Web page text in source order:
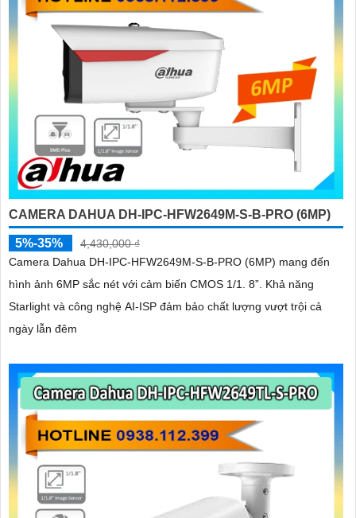
CAMERA DAHUA DH-IPC-HFW2649M-S-B-PRO (6MP)
5%-35%
4,430,000 ₫
Camera Dahua DH-IPC-HFW2649M-S-B-PRO (6MP) mang đến
hình ảnh 6MP sắc nét với cảm biến CMOS 1/1. 8”. Khả năng
Starlight và công nghệ AI-ISP đảm bảo chất lượng vượt trội cả
ngày lẫn đêm